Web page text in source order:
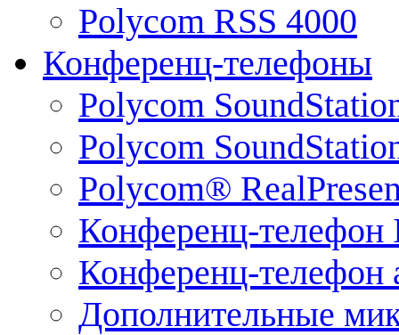
Polycom RSS 4000
Конференц-телефоны
Polycom
Polycom
Polycom®
Конференц-телефон
Конференц-телефон
Дополнительные